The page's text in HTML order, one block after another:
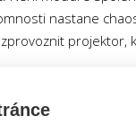
nastane
projektor,
jiný typ či značku
měli mít v záloze